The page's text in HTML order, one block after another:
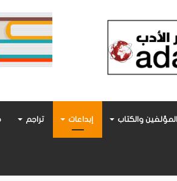
المؤلفين والكتاب إبداعات تراجم